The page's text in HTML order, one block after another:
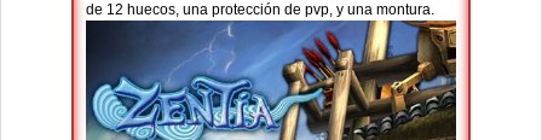
de 12 huecos, una protección de pvp, y una montura.